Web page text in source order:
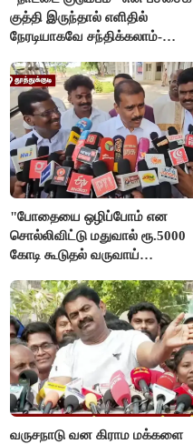
குத்தி இருந்தால் எளிதில்
நேரடியாகவே சந்திக்கலாம்-
"போதையை ஒழிப்போம் என
சொல்லிவிட்டு மதுவால் ரூ.5000
கோடி கூடுதல் வருவாய்
மார்க்கண்டேயன்
வருசநாடு வன கிராம மக்களை